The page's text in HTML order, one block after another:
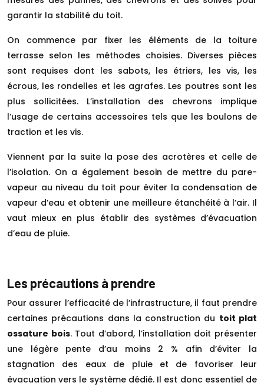
garantir la stabilité du toit.
On commence par fixer les éléments de la toiture
terrasse selon les méthodes choisies. Diverses pièces
sont requises dont les sabots, les étriers, les vis, les
écrous, les rondelles et les agrafes. Les poutres sont les
plus sollicitées. L’installation des chevrons implique
l’usage de certains accessoires tels que les boulons de
traction et les vis.
Viennent par la suite la pose des acrotères et celle de
l’isolation. On a également besoin de mettre du pare-
vapeur au niveau du toit pour éviter la condensation de
vapeur d’eau et obtenir une meilleure étanchéité à l’air. Il
vaut mieux en plus établir des systèmes d’évacuation
d’eau de pluie.
Les précautions à prendre
Pour assurer l’efficacité de l’infrastructure, il faut prendre
certaines précautions dans la construction du toit plat
ossature bois. Tout d’abord, l’installation doit présenter
une légère pente d’au moins 2 % afin d’éviter la
stagnation des eaux de pluie et de favoriser leur
évacuation vers le système dédié. Il est donc essentiel de